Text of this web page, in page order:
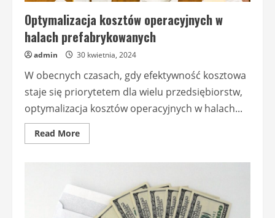
Optymalizacja kosztów operacyjnych w
halach prefabrykowanych
admin 30 kwietnia, 2024
W obecnych czasach, gdy efektywność kosztowa
staje się priorytetem dla wielu przedsiębiorstw,
optymalizacja kosztów operacyjnych w halach...
Read MoreRead
more
halach
prefabrykowanych